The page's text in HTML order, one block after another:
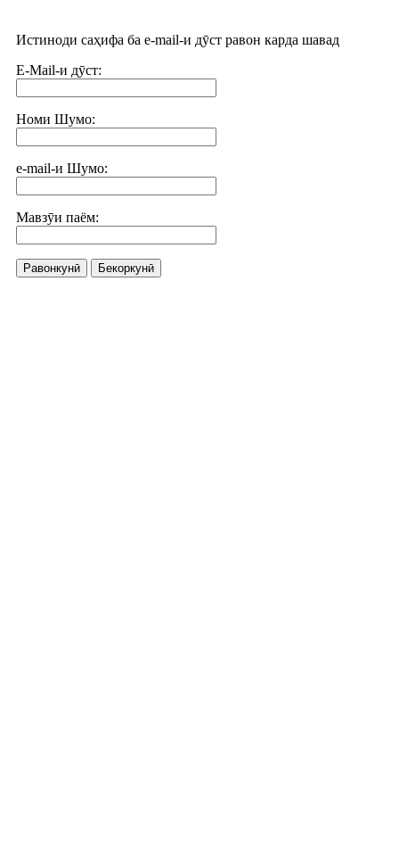
Истиноди саҳифа ба e-mail-и дӯст равон карда шавад
E-Mail-и дӯст:
Номи Шумо:
e-mail-и Шумо:
Мавзӯи паём:
Равонкунӣ Бекоркунӣ